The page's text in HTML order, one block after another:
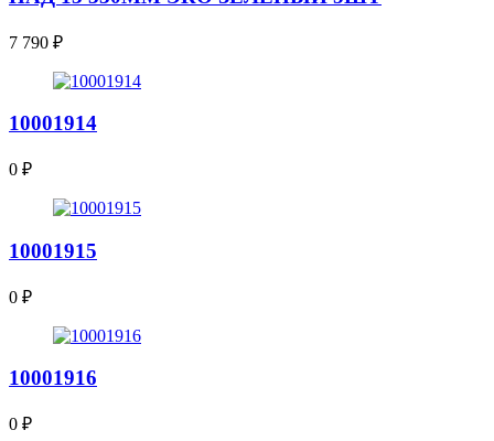
7 790 ₽
10001914
0 ₽
10001915
0 ₽
10001916
0 ₽